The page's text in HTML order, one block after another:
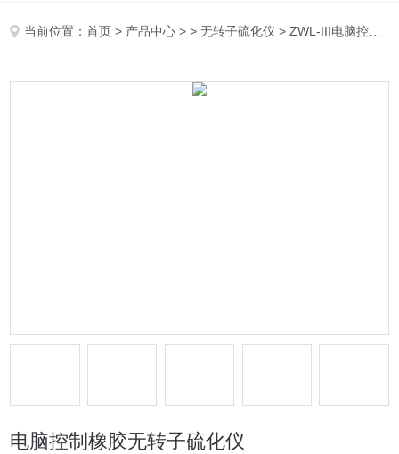
当前位置：首页 > 产品中心 > >无转子硫化仪 > ZWL-III电脑控制橡胶无转子硫化仪
电脑控制橡胶无转子硫化仪